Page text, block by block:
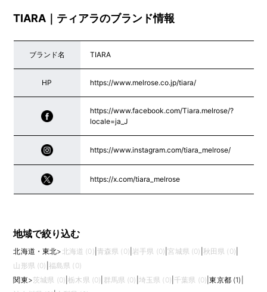
TIARA｜ティアラのブランド情報
ブランド名 TIARA
HP https://www.melrose.co.jp/tiara/
https://www.facebook.com/Tiara.melrose/?
locale=ja_J
https://www.instagram.com/tiara_melrose/
https://x.com/tiara_melrose
地域で絞り込む
北海道・東北> 北海道 (0) 青森県 (0) 岩手県 (0) |宮城県 (0) 秋田県 (0)
山形県 (0) 福島県 (0)
関東>茨城県 (0) |栃木県 (0) 群馬県 (0) 埼玉県 (0) 千葉県 (0) |東京都 (1)